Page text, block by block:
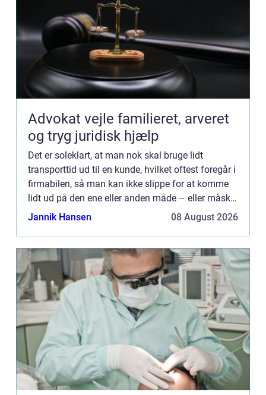
Advokat vejle familieret, arveret
og tryg juridisk hjælp
Det er soleklart, at man nok skal bruge lidt
transporttid ud til en kunde, hvilket oftest foregår i
firmabilen, så man kan ikke slippe for at komme
lidt ud på den ene eller anden måde – eller måske
foretrække...
Jannik Hansen 08 August 2026